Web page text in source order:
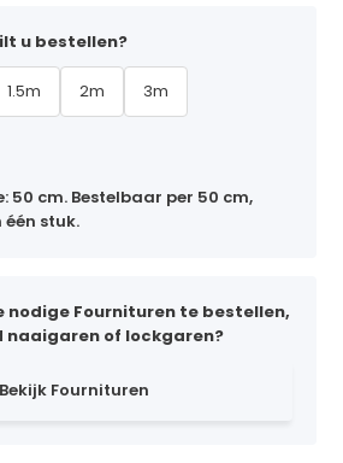
u bestellen?
1.5m 2m 3m
50 cm. Bestelbaar per 50 cm,
stuk.
nodige Fournituren te bestellen,
naaigaren of lockgaren?
Bekijk Fournituren